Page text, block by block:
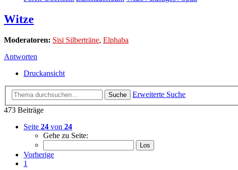
Witze
Moderatoren: Sisi Silberträne, Elphaba
Antworten
Druckansicht
Suche
Erweiterte Suche
473 Beiträge
Seite 24 von 24
Gehe zu Seite:
Vorherige
1